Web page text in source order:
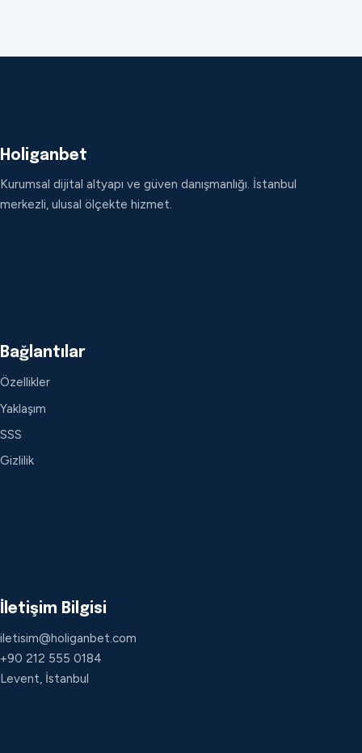
Holiganbet
Kurumsal dijital altyapı ve güven danışmanlığı. İstanbul
merkezli, ulusal ölçekte hizmet.
Bağlantılar
Özellikler
Yaklaşım
SSS
Gizlilik
İletişim Bilgisi
iletisim@holiganbet.com
+90 212 555 0184
Levent, İstanbul